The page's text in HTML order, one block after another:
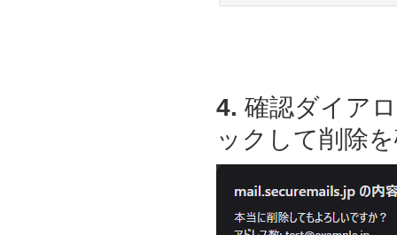
4. 確認ダイア
ックして削除